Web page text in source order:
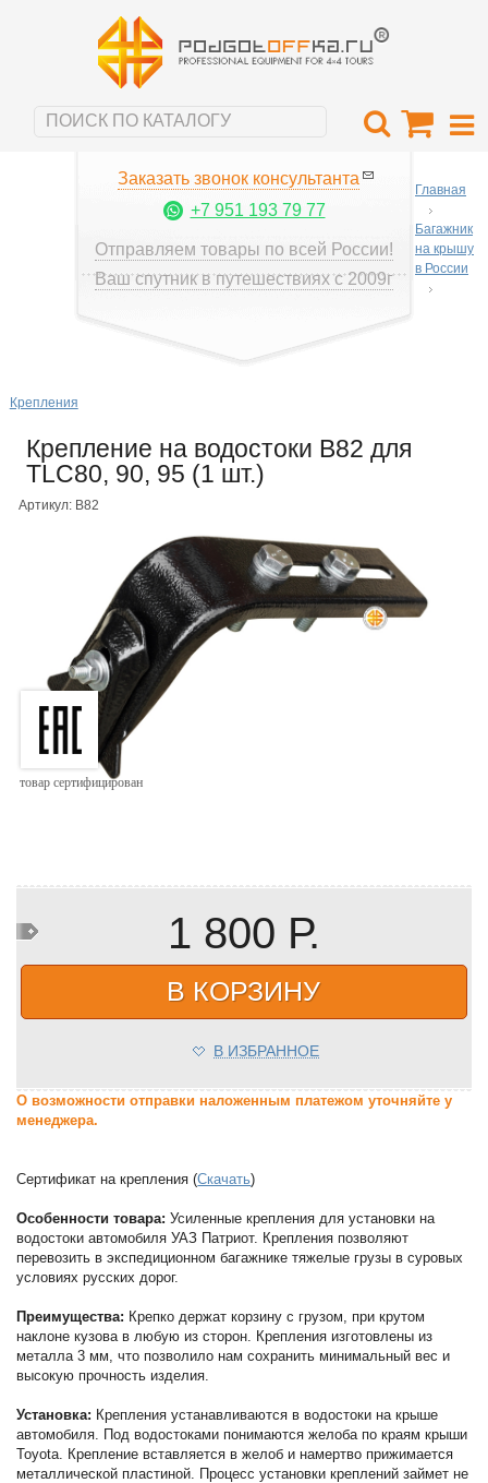
Заказать звонок консультанта
+7 951 193 79 77
Отправляем товары по всей России!
Ваш спутник в путешествиях с 2009г
Главная
Багажник
на крышу
в России
Крепления
Крепление на водостоки B82 для
TLC80, 90, 95 (1 шт.)
Артикул: B82
товар сертифицирован
1 800 Р.
В КОРЗИНУ
В ИЗБРАННОЕ
О возможности отправки наложенным платежом уточняйте у
менеджера.
Сертификат на крепления (Скачать)
Особенности товара: Усиленные крепления для установки на
водостоки автомобиля УАЗ Патриот. Крепления позволяют
перевозить в экспедиционном багажнике тяжелые грузы в суровых
условиях русских дорог.
Преимущества: Крепко держат корзину с грузом, при крутом
наклоне кузова в любую из сторон. Крепления изготовлены из
металла 3 мм, что позволило нам сохранить минимальный вес и
высокую прочность изделия.
Установка: Крепления устанавливаются в водостоки на крыше
автомобиля. Под водостоками понимаются желоба по краям крыши
Toyota. Крепление вставляется в желоб и намертво прижимается
металлической пластиной. Процесс установки креплений займет не